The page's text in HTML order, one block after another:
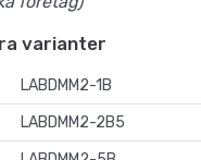
varianter
LABDMM2-1B
LABDMM2-2B5